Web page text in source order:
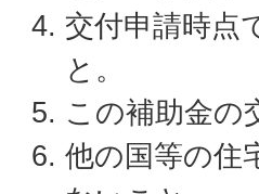
交付申請時点
と。
この補助金の
他の国等の住